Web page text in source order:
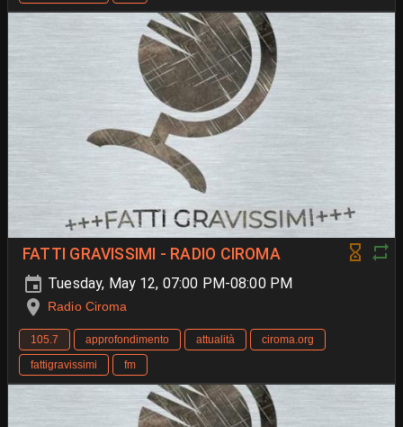
FATTI GRAVISSIMI - RADIO CIROMA
Tuesday, May 12, 07:00 PM-08:00 PM
Radio Ciroma
105.7 approfondimento attualità
ciroma.org
fattigravissimi
fm